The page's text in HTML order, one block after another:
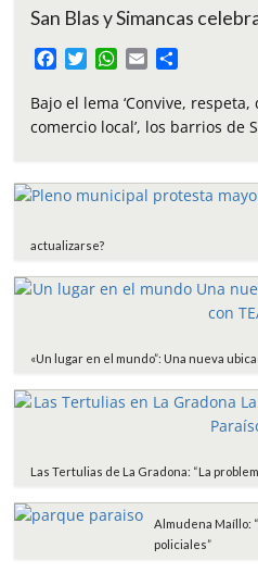
San Blas y Simancas
c
e
o
i
t
r
W
a
t
p
p
a
i
m
p
t
Bajo el lema ‘Convive,
comercio local’, los barrios de
actualizarse?
«Un lugar en el mundo”: Una nueva
Las Tertulias de La Gradona: “La
Almudena Maíllo:
policiales”